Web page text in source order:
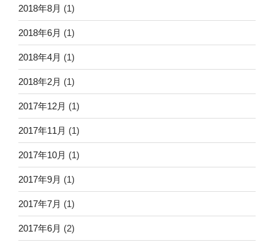
2018年8月 (1)
2018年6月 (1)
2018年4月 (1)
2018年2月 (1)
2017年12月 (1)
2017年11月 (1)
2017年10月 (1)
2017年9月 (1)
2017年7月 (1)
2017年6月 (2)